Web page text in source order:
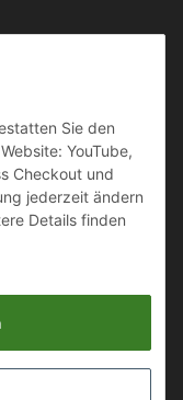
Arbeits- und
SCHUHE, SOLID
Sie den
YouTube,
Checkout und
jederzeit ändern
Details finden